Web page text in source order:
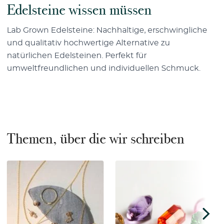
Edelsteine wissen müssen
Lab Grown Edelsteine: Nachhaltige, erschwingliche
und qualitativ hochwertige Alternative zu
natürlichen Edelsteinen. Perfekt für
umweltfreundlichen und individuellen Schmuck.
Themen, über die wir schreiben